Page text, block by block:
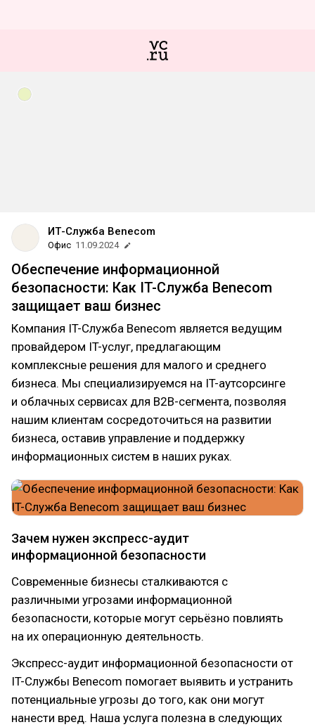
ИТ-Служба Benecom
Офис 11.09.2024
Обеспечение информационной
безопасности: Как IT-Служба Benecom
защищает ваш бизнес
Компания IT-Служба Benecom является ведущим
провайдером IT-услуг, предлагающим
комплексные решения для малого и среднего
бизнеса. Мы специализируемся на IT-аутсорсинге
и облачных сервисах для B2B-сегмента, позволяя
нашим клиентам сосредоточиться на развитии
бизнеса, оставив управление и поддержку
информационных систем в наших руках.
Зачем нужен экспресс-аудит
информационной безопасности
Современные бизнесы сталкиваются с
различными угрозами информационной
безопасности, которые могут серьёзно повлиять
на их операционную деятельность.
Экспресс-аудит информационной безопасности от
IT-Службы Benecom помогает выявить и устранить
потенциальные угрозы до того, как они могут
нанести вред. Наша услуга полезна в следующих